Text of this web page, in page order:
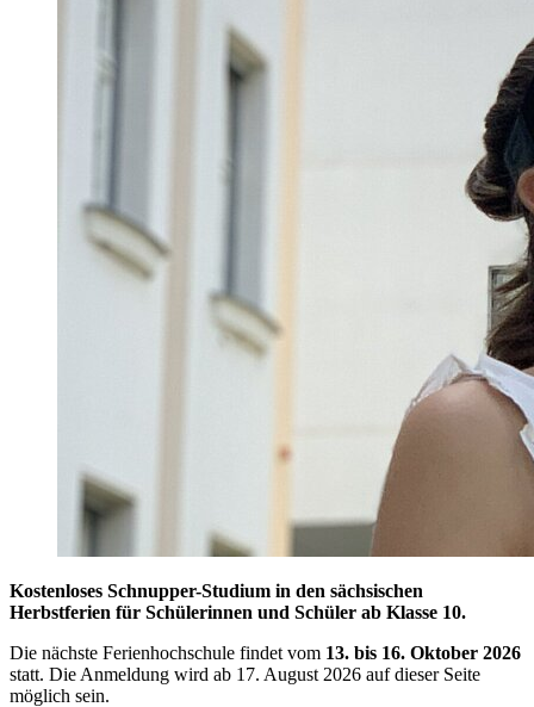
Kostenloses Schnupper-Studium in den sächsischen
Herbstferien für Schülerinnen und Schüler ab Klasse 10.
Die nächste Ferienhochschule findet vom 13. bis 16. Oktober 2026
statt. Die Anmeldung wird ab 17. August 2026 auf dieser Seite
möglich sein.